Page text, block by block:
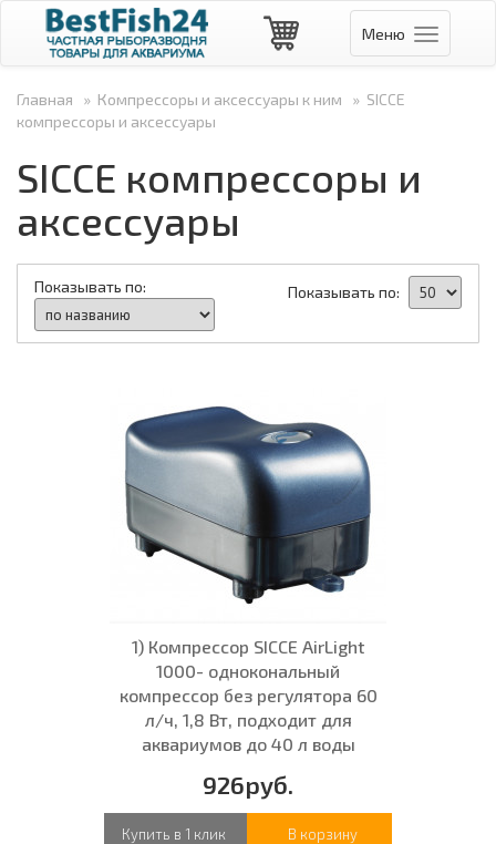
Меню
Главная » Компрессоры и аксессуары к ним » SICCE
компрессоры и аксессуары
SICCE компрессоры и
аксессуары
Показывать по:
Показывать по:
1) Компрессор SICCE AirLight
1000- однокональный
компрессор без регулятора 60
л/ч, 1,8 Вт, подходит для
аквариумов до 40 л воды
926руб.
Купить в 1 клик В корзину